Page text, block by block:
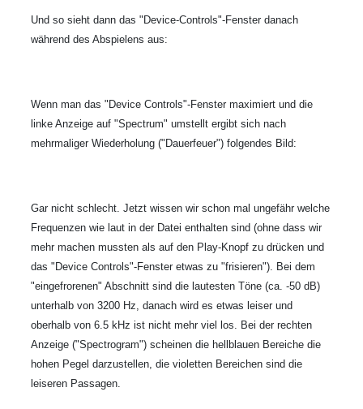
Und so sieht dann das "Device-Controls"-Fenster danach
während des Abspielens aus:
Wenn man das "Device Controls"-Fenster maximiert und die
linke Anzeige auf "Spectrum" umstellt ergibt sich nach
mehrmaliger Wiederholung ("Dauerfeuer") folgendes Bild:
Gar nicht schlecht. Jetzt wissen wir schon mal ungefähr welche
Frequenzen wie laut in der Datei enthalten sind (ohne dass wir
mehr machen mussten als auf den Play-Knopf zu drücken und
das "Device Controls"-Fenster etwas zu "frisieren"). Bei dem
"eingefrorenen" Abschnitt sind die lautesten Töne (ca. -50 dB)
unterhalb von 3200 Hz, danach wird es etwas leiser und
oberhalb von 6.5 kHz ist nicht mehr viel los. Bei der rechten
Anzeige ("Spectrogram") scheinen die hellblauen Bereiche die
hohen Pegel darzustellen, die violetten Bereichen sind die
leiseren Passagen.